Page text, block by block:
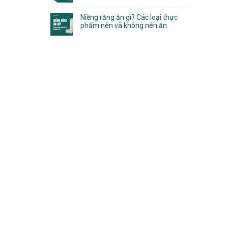
Niềng răng ăn gì? Các loại thực
phẩm nên và không nên ăn